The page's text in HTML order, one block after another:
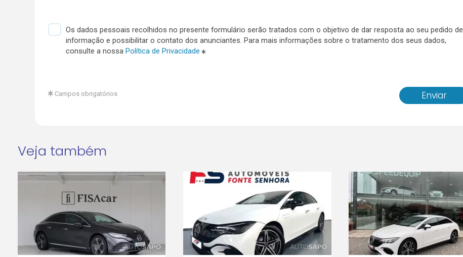
Os dados pessoais recolhidos no presente formulário serão tratados com o objetivo de dar resposta ao seu pedido de
informação e possibilitar o contato dos anunciantes. Para mais informações sobre o tratamento dos seus dados,
consulte a nossa Política de Privacidade
Enviar
Campos obrigatórios
Veja também